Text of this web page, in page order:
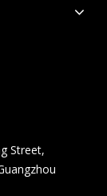
Street,